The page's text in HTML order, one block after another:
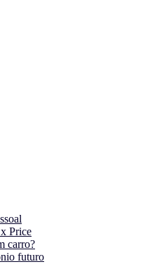
Price
carro?
futuro